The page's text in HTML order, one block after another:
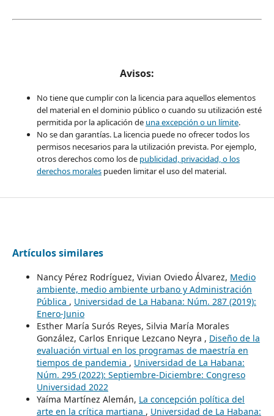
Avisos:
No tiene que cumplir con la licencia para aquellos elementos
del material en el dominio público o cuando su utilización esté
permitida por la aplicación de una excepción o un límite.
No se dan garantías. La licencia puede no ofrecer todos los
permisos necesarios para la utilización prevista. Por ejemplo,
otros derechos como los de publicidad, privacidad, o los
derechos moralespueden limitar el uso del material.
Artículos similares
Nancy Pérez Rodríguez, Vivian Oviedo Álvarez, Medio
ambiente, medio ambiente urbano y Administración
Pública , Universidad de La Habana: Núm. 287 (2019):
Enero-Junio
Esther María Surós Reyes, Silvia María Morales
González, Carlos Enrique Lezcano Neyra , Diseño de la
evaluación virtual en los programas de maestría en
tiempos de pandemia , Universidad de La Habana:
Núm. 295 (2022): Septiembre-Diciembre: Congreso
Universidad 2022
Yaíma Martínez Alemán, La concepción política del
arte en la crítica martiana , Universidad de La Habana: